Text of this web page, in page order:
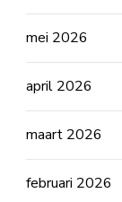
mei 2026
april 2026
maart 2026
februari 2026